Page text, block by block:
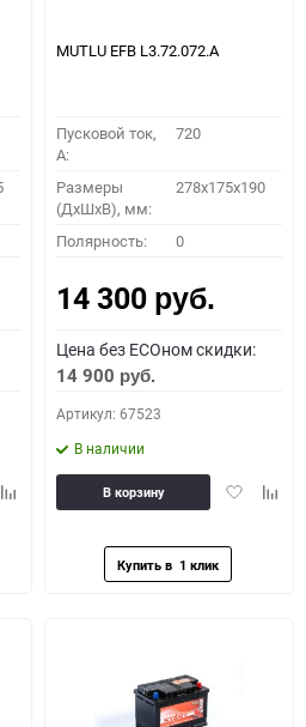
Добавить
MUTLU EFB L3.72.072.A
Пусковой ток,
A:
720
Размеры
(ДхШхВ), мм:
278x175x190
Полярность: 0
14 300 руб.
Цена без ECOном скидки:
14 900 руб.
Артикул: 67523
В наличии
Добавить
В корзину